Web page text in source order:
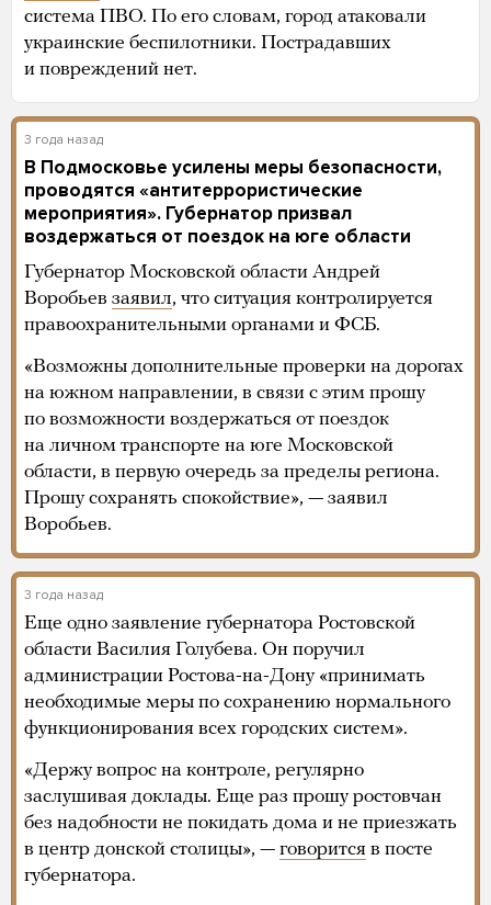
система ПВО. По его словам, город атаковали
украинские беспилотники. Пострадавших
и повреждений нет.
3 года назад
В Подмосковье усилены меры безопасности,
проводятся «антитеррористические
мероприятия». Губернатор призвал
воздержаться от поездок на юге области
Губернатор Московской области Андрей
Воробьев заявил, что ситуация контролируется
правоохранительными органами и ФСБ.
«Возможны дополнительные проверки на дорогах
на южном направлении, в связи с этим прошу
по возможности воздержаться от поездок
на личном транспорте на юге Московской
области, в первую очередь за пределы региона.
Прошу сохранять спокойствие», — заявил
Воробьев.
3 года назад
Еще одно заявление губернатора Ростовской
области Василия Голубева. Он поручил
администрации Ростова-на-Дону «принимать
необходимые меры по сохранению нормального
функционирования всех городских систем».
«Держу вопрос на контроле, регулярно
заслушивая доклады. Еще раз прошу ростовчан
без надобности не покидать дома и не приезжать
в центр донской столицы», — говорится в посте
губернатора.